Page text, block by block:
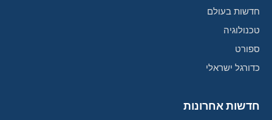
חדשות בעולם
טכנולוגיה
ספורט
כדורגל ישראלי
חדשות אחרונות